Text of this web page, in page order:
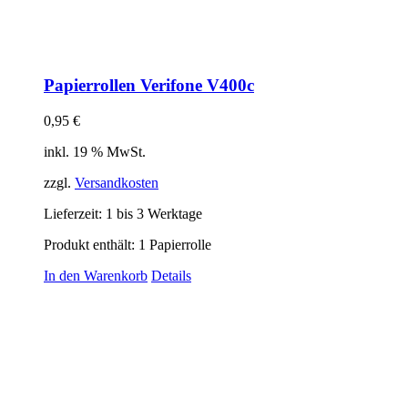
Papierrollen Verifone V400c
0,95 €
inkl. 19 % MwSt.
zzgl. Versandkosten
Lieferzeit: 1 bis 3 Werktage
Produkt enthält: 1 Papierrolle
In den Warenkorb Details